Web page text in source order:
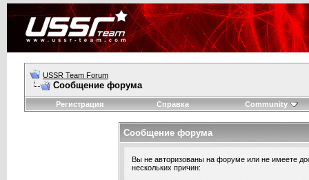
USSR Team Forum
Сообщение форума
Регистрация Справка Community
Сообщение форума
Вы не авторизованы на форуме или не имеете
нескольких причин: